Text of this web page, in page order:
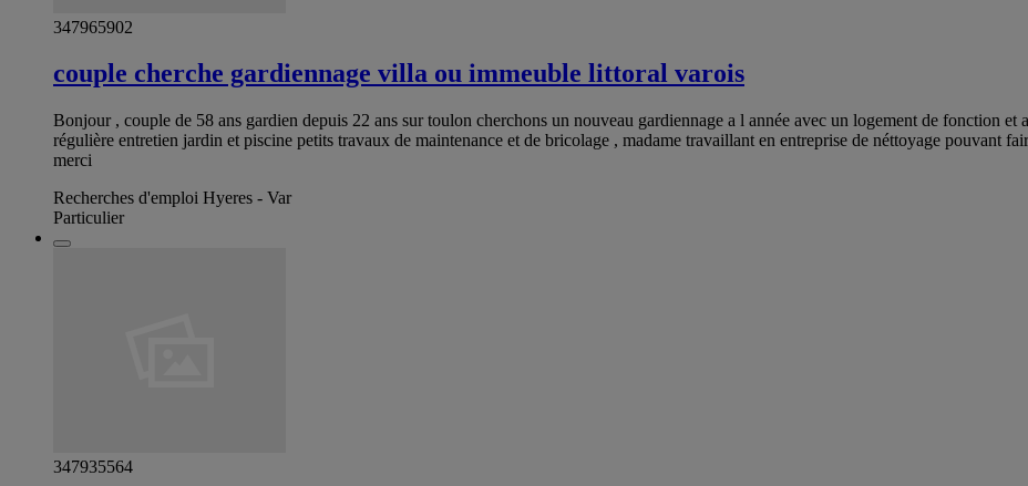
347965902
couple cherche gardiennage villa ou immeuble littoral varois
Bonjour , couple de 58 ans gardien depuis 22 ans sur toulon cherchons un nouveau gardiennage a l année avec un logement de fonction et
régulière entretien jardin et piscine petits travaux de maintenance et de bricolage , madame travaillant en entreprise de néttoyage pouvant
merci
Recherches d'emploi Hyeres - Var
Particulier
347935564